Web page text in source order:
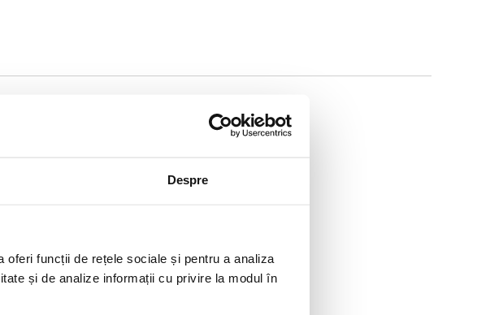
Despre
funcții de rețele sociale și pentru a analiza
și de analize informații cu privire la modul în
PP/PP,
certificare FSC, A5,
2DR, inel 25 mm, alb,